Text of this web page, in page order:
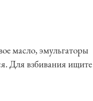
масло, эмульгаторы
Для взбивания ищите